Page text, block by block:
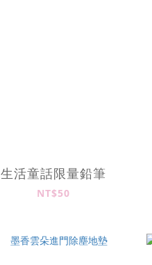
生活童話限量鉛筆
NT$50